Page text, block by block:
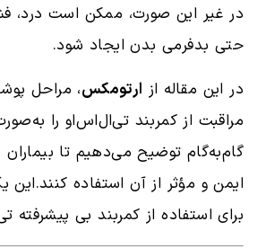
در غیر این صورت، ممکن است درد،
حتی بدفرمی بدن ایجاد شود.
در این مقاله از ارتومکس، مراحل
مراقبت از کمربند تی‌ال‌اس‌او را
گام‌به‌گام توضیح می‌دهیم تا بیماران
ایمن و مؤثر از آن استفاده
برای استفاده از کمربند بی